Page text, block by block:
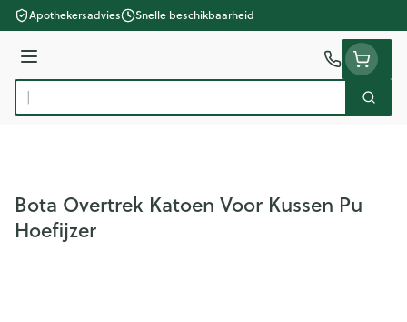
Ga naar de inhoud
Apothekersadvies Snelle beschikbaarheid
Menu
Product, merk, categorie...
Zoek
Bota Overtrek Katoen Voor Kussen Pu
Hoefijzer